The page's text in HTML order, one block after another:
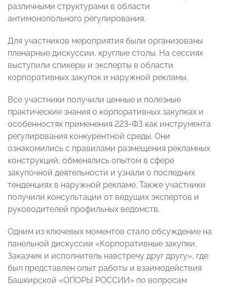
различными структурами в области
антимонопольного регулирования.
Для участников мероприятия были организованы
пленарные дискуссии, круглые столы. На сессиях
выступили спикеры и эксперты в области
корпоративных закупок и наружной рекламы.
Все участники получили ценные и полезные
практические знания о корпоративных закупках и
особенностях применения 223-ФЗ как инструмента
регулирования конкурентной среды. Они
ознакомились с правилами размещения рекламных
конструкций, обменялись опытом в сфере
закупочной деятельности и узнали о последних
тенденциях в наружной рекламе. Также участники
получили консультации от ведущих экспертов и
руководителей профильных ведомств.
Одним из ключевых моментов стало обсуждение на
панельной дискуссии «Корпоративные закупки.
Заказчик и исполнитель навстречу друг другу», где
был представлен опыт работы и взаимодействия
Башкирской «ОПОРЫ РОССИИ» по вопросам